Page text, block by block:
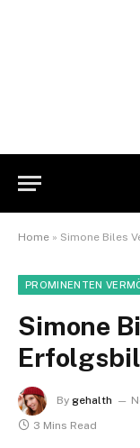
Home » Simone Biles
PROMINENTEN
Simone
By gehalth
3 Mins Read